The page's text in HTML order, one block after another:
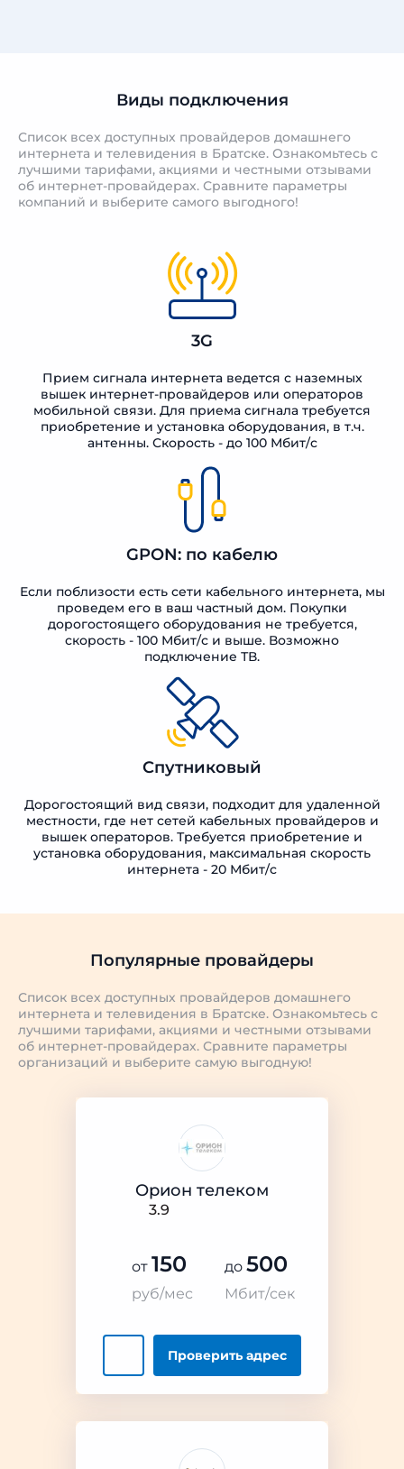
Виды подключения
Список всех доступных провайдеров домашнего
интернета и телевидения в Братске. Ознакомьтесь с
лучшими тарифами, акциями и честными отзывами
об интернет-провайдерах. Сравните параметры
компаний и выберите самого выгодного!
3G
Прием сигнала интернета ведется с наземных
вышек интернет-провайдеров или операторов
мобильной связи. Для приема сигнала требуется
приобретение и установка оборудования, в т.ч.
антенны. Скорость - до 100 Мбит/с
GPON: по кабелю
Если поблизости есть сети кабельного интернета, мы
проведем его в ваш частный дом. Покупки
дорогостоящего оборудования не требуется,
скорость - 100 Мбит/с и выше. Возможно
подключение ТВ.
Спутниковый
Дорогостоящий вид связи, подходит для удаленной
местности, где нет сетей кабельных провайдеров и
вышек операторов. Требуется приобретение и
установка оборудования, максимальная скорость
интернета - 20 Мбит/с
Популярные провайдеры
Список всех доступных провайдеров домашнего
интернета и телевидения в Братске. Ознакомьтесь с
лучшими тарифами, акциями и честными отзывами
об интернет-провайдерах. Сравните параметры
организаций и выберите самую выгодную!
Орион телеком
3.9
от 150
руб/мес
до 500
Мбит/сек
Проверитьадрес